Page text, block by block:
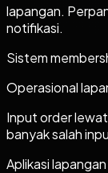
lapangan.
notifikasi.
Sistem
Operasional
Input order
banyak salah
Aplikasi